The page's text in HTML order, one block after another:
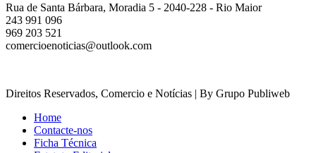
Rua de Santa Bárbara, Moradia 5 - 2040-228 - Rio Maior
243 991 096
969 203 521
comercioenoticias@outlook.com
Direitos Reservados, Comercio e Notícias | By Grupo Publiweb
Home
Contacte-nos
Ficha Técnica